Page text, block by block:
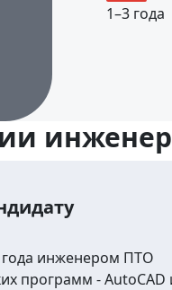
1–3 года
инженером ПТО
программ - AutoCAD